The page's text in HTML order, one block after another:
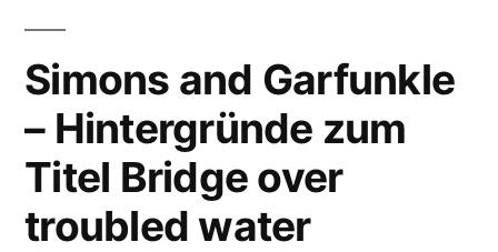
Simons and Garfunkle
– Hintergründe zum
Titel Bridge over
troubled water